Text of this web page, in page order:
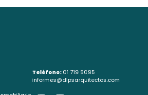
Teléfono: 01 719 5095
informes@dlpsarquitectos.com